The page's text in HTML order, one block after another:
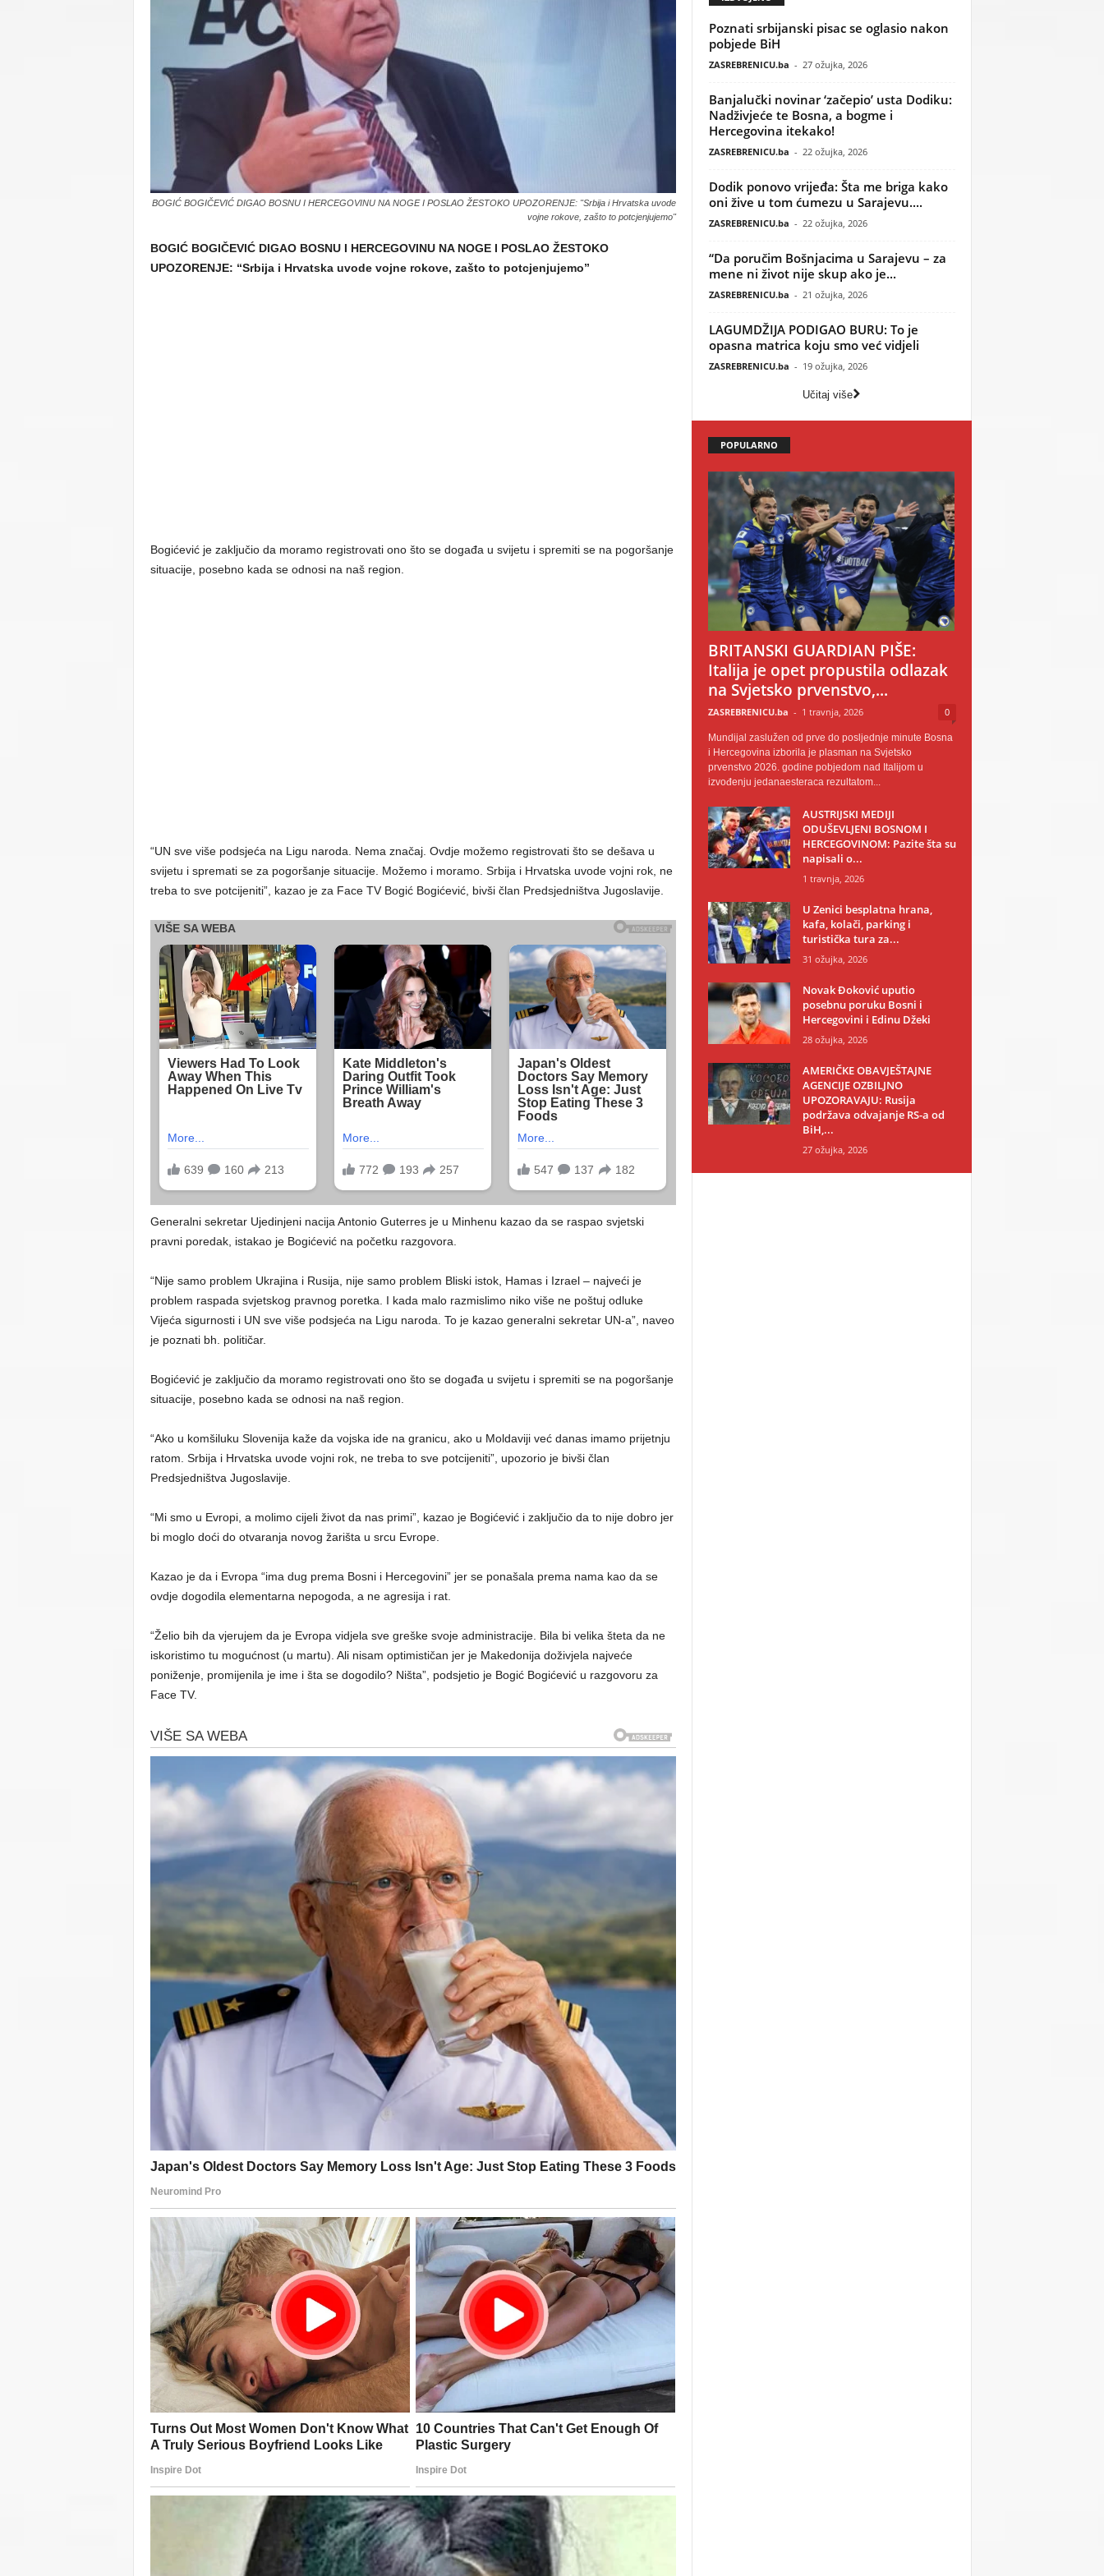
C
BOGIĆ BOGIČEVIĆ DIGAO BOSNU I HERCEGOVINU NA NOGE I POSLAO ŽESTOKO UPOZORENJE: "Srbija i Hrvatska uvode
vojne rokove, zašto to potcjenjujemo"
BOGIĆ BOGIČEVIĆ DIGAO BOSNU I HERCEGOVINU NA NOGE I POSLAO ŽESTOKO
UPOZORENJE: “Srbija i Hrvatska uvode vojne rokove, zašto to potcjenjujemo”
Bogićević je zaključio da moramo registrovati ono što se događa u svijetu i spremiti se na pogoršanje
situacije, posebno kada se odnosi na naš region.
“UN sve više podsjeća na Ligu naroda. Nema značaj. Ovdje možemo registrovati što se dešava u
svijetu i spremati se za pogoršanje situacije. Možemo i moramo. Srbija i Hrvatska uvode vojni rok, ne
treba to sve potcijeniti”, kazao je za Face TV Bogić Bogićević, bivši član Predsjedništva Jugoslavije.
Generalni sekretar Ujedinjeni nacija Antonio Guterres je u Minhenu kazao da se raspao svjetski
pravni poredak, istakao je Bogićević na početku razgovora.
“Nije samo problem Ukrajina i Rusija, nije samo problem Bliski istok, Hamas i Izrael – najveći je
problem raspada svjetskog pravnog poretka. I kada malo razmislimo niko više ne poštuj odluke
Vijeća sigurnosti i UN sve više podsjeća na Ligu naroda. To je kazao generalni sekretar UN-a”, naveo
je poznati bh. političar.
Bogićević je zaključio da moramo registrovati ono što se događa u svijetu i spremiti se na pogoršanje
situacije, posebno kada se odnosi na naš region.
“Ako u komšiluku Slovenija kaže da vojska ide na granicu, ako u Moldaviji već danas imamo prijetnju
ratom. Srbija i Hrvatska uvode vojni rok, ne treba to sve potcijeniti”, upozorio je bivši član
Predsjedništva Jugoslavije.
“Mi smo u Evropi, a molimo cijeli život da nas primi”, kazao je Bogićević i zaključio da to nije dobro jer
bi moglo doći do otvaranja novog žarišta u srcu Evrope.
Kazao je da i Evropa “ima dug prema Bosni i Hercegovini” jer se ponašala prema nama kao da se
ovdje dogodila elementarna nepogoda, a ne agresija i rat.
“Želio bih da vjerujem da je Evropa vidjela sve greške svoje administracije. Bila bi velika šteta da ne
iskoristimo tu mogućnost (u martu). Ali nisam optimističan jer je Makedonija doživjela najveće
poniženje, promijenila je ime i šta se dogodilo? Ništa”, podsjetio je Bogić Bogićević u razgovoru za
Face TV.
Poznati srbijanski pisac se oglasio nakon
pobjede BiH
ZASREBRENICU.ba - 27 ožujka, 2026
Banjalučki novinar ‘začepio’ usta Dodiku:
Nadživjeće te Bosna, a bogme i
Hercegovina itekako!
ZASREBRENICU.ba - 22 ožujka, 2026
Dodik ponovo vrijeđa: Šta me briga kako
oni žive u tom ćumezu u Sarajevu....
ZASREBRENICU.ba - 22 ožujka, 2026
“Da poručim Bošnjacima u Sarajevu – za
mene ni život nije skup ako je...
ZASREBRENICU.ba - 21 ožujka, 2026
LAGUMDŽIJA PODIGAO BURU: To je
opasna matrica koju smo već vidjeli
ZASREBRENICU.ba - 19 ožujka, 2026
Učitaj više
POPULARNO
BRITANSKI GUARDIAN PIŠE:
Italija je opet propustila odlazak
na Svjetsko prvenstvo,...
ZASREBRENICU.ba - 1 travnja, 2026 0
Mundijal zaslužen od prve do posljednje minute Bosna
i Hercegovina izborila je plasman na Svjetsko
prvenstvo 2026. godine pobjedom nad Italijom u
izvođenju jedanaesteraca rezultatom...
AUSTRIJSKI MEDIJI
ODUŠEVLJENI BOSNOM I
HERCEGOVINOM: Pazite šta su
napisali o...
1 travnja, 2026
U Zenici besplatna hrana,
kafa, kolači, parking i
turistička tura za...
31 ožujka, 2026
Novak Đoković uputio
posebnu poruku Bosni i
Hercegovini i Edinu Džeki
28 ožujka, 2026
AMERIČKE OBAVJEŠTAJNE
AGENCIJE OZBILJNO
UPOZORAVAJU: Rusija
podržava odvajanje RS-a od
BiH,...
27 ožujka, 2026